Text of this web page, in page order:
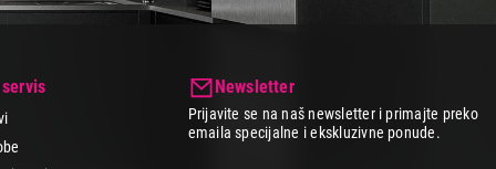
Newsletter
Prijavite se na naš newsletter i primajte preko
emaila specijalne i ekskluzivne ponude.